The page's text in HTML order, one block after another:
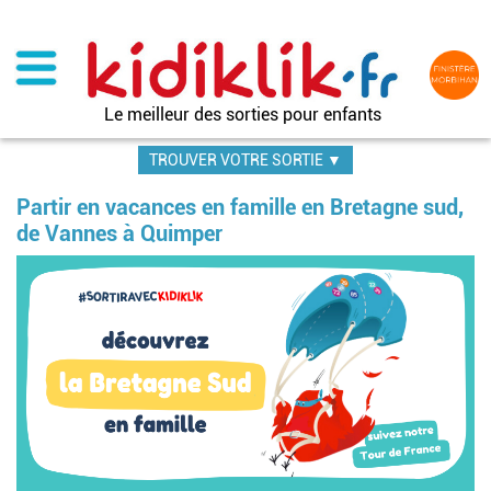
contenu
principal
Le meilleur des sorties pour enfants
TROUVER VOTRE SORTIE ▼
Partir en vacances en famille en Bretagne sud,
de Vannes à Quimper